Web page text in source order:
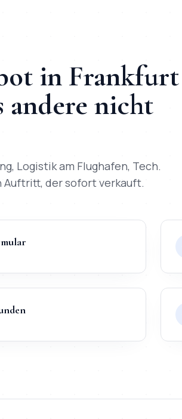
in
andere nicht
Logistik am Flughafen, Tech.
Auftritt, der sofort verkauft.